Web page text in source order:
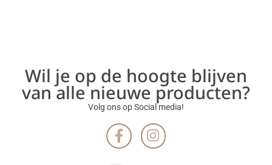
Wil je op de hoogte blijven
van alle nieuwe producten?
Volg ons op Social media!